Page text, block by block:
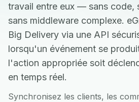
travail entre eux — sans code,
sans middleware complexe.
Big Delivery via une API
lorsqu'un événement se
l'action appropriée soit
en temps réel.
Synchronisez les clients, les